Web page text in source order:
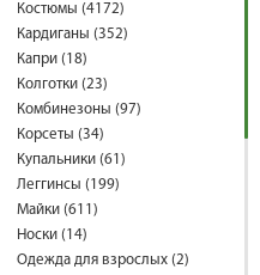
Костюмы (4172)
Кардиганы (352)
Капри (18)
Колготки (23)
Комбинезоны (97)
Корсеты (34)
Купальники (61)
Леггинсы (199)
Майки (611)
Носки (14)
Одежда для взрослых (2)